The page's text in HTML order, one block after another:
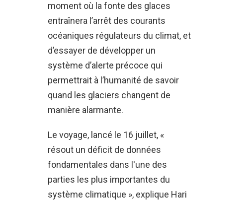
moment où la fonte des glaces
entraînera l’arrêt des courants
océaniques régulateurs du climat, et
d’essayer de développer un
système d’alerte précoce qui
permettrait à l’humanité de savoir
quand les glaciers changent de
manière alarmante.
Le voyage, lancé le 16 juillet, «
résout un déficit de données
fondamentales dans l'une des
parties les plus importantes du
système climatique », explique Hari